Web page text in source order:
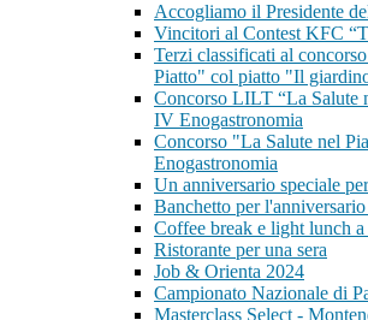
Accogliamo il Presidente
Vincitori al Contest KFC
Terzi classificati al
Piatto" col piatto "Il
Concorso LILT “La Salute
IV Enogastronomia
Concorso "La Salute nel
Enogastronomia
Un anniversario speciale
Banchetto per
Coffee break e light lunch
Ristorante per una sera
Job & Orienta 2024
Campionato Nazionale di
Masterclass Select -